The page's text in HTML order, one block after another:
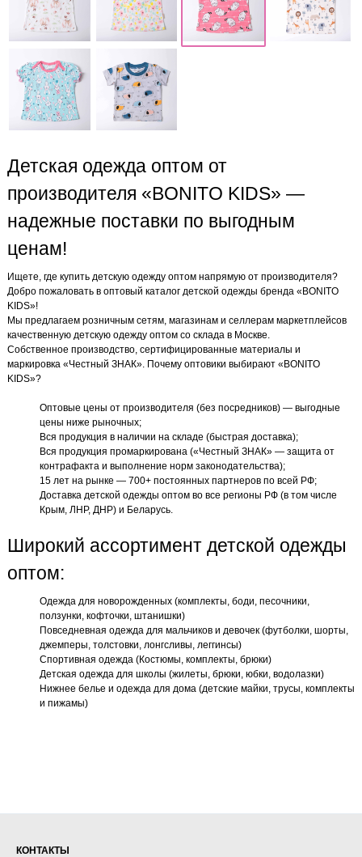
Детская одежда оптом от
производителя «BONITO KIDS» —
надежные поставки по выгодным
ценам!
Ищете, где купить детскую одежду оптом напрямую от производителя?
Добро пожаловать в оптовый каталог детской одежды бренда «BONITO
KIDS»!
Мы предлагаем розничным сетям, магазинам и селлерам маркетплейсов
качественную детскую одежду оптом со склада в Москве.
Собственное производство, сертифицированные материалы и
маркировка «Честный ЗНАК». Почему оптовики выбирают «BONITO
KIDS»?
Оптовые цены от производителя (без посредников) — выгодные
цены ниже рыночных;
Вся продукция в наличии на складе (быстрая доставка);
Вся продукция промаркирована («Честный ЗНАК» — защита от
контрафакта и выполнение норм законодательства);
15 лет на рынке — 700+ постоянных партнеров по всей РФ;
Доставка детской одежды оптом во все регионы РФ (в том числе
Крым, ЛНР, ДНР) и Беларусь.
Широкий ассортимент детской одежды
оптом:
Одежда для новорожденных (комплекты, боди, песочники,
ползунки, кофточки, штанишки)
Повседневная одежда для мальчиков и девочек (футболки, шорты,
джемперы, толстовки, лонгсливы, леггинсы)
Спортивная одежда (Костюмы, комплекты, брюки)
Детская одежда для школы (жилеты, брюки, юбки, водолазки)
Нижнее белье и одежда для дома (детские майки, трусы, комплекты
и пижамы)
КОНТАКТЫ